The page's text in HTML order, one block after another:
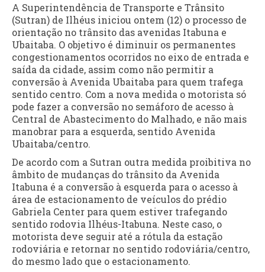
A Superintendência de Transporte e Trânsito
(Sutran) de Ilhéus iniciou ontem (12) o processo de
orientação no trânsito das avenidas Itabuna e
Ubaitaba. O objetivo é diminuir os permanentes
congestionamentos ocorridos no eixo de entrada e
saída da cidade, assim como não permitir a
conversão à Avenida Ubaitaba para quem trafega
sentido centro. Com a nova medida o motorista só
pode fazer a conversão no semáforo de acesso à
Central de Abastecimento do Malhado, e não mais
manobrar para a esquerda, sentido Avenida
Ubaitaba/centro.
De acordo com a Sutran outra medida proibitiva no
âmbito de mudanças do trânsito da Avenida
Itabuna é a conversão à esquerda para o acesso à
área de estacionamento de veículos do prédio
Gabriela Center para quem estiver trafegando
sentido rodovia Ilhéus-Itabuna. Neste caso, o
motorista deve seguir até a rótula da estação
rodoviária e retornar no sentido rodoviária/centro,
do mesmo lado que o estacionamento.